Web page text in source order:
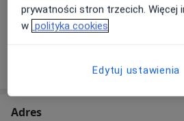
+ 4 usługi
W jaki sposób ustalane są
Adres
prywatności stron trzecich. Więcej
w polityka cookies
Edytuj ustawienia